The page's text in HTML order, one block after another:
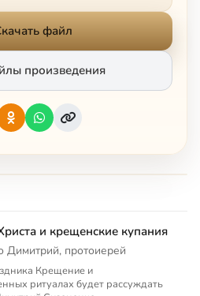
файл
произведения
и крещенские купания
Димитрий, протоиерей
Крещение и
ритуалах будет рассуждать